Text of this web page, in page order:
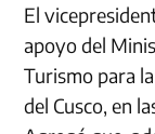
El
apoyo del
Turismo para
del Cusco, en